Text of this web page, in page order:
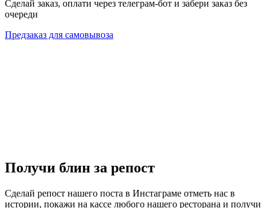
Сделай заказ, оплати через телеграм-бот и забери заказ без
очереди
Предзаказ для самовывоза
Получи блин за репост
Сделай репост нашего поста в Инстаграме отметь нас в
истории, покажи на кассе любого нашего ресторана и получи